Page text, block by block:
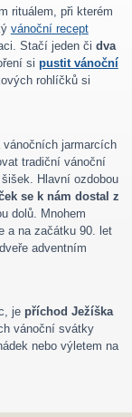
rituálem, při kterém
vánoční recept
Stačí jeden či dva
si pustit vánoční
rohlíčků si
jarmarcích
tradiční vánoční
Hlavní ozdobou
se k nám dostal z
dolů. Mnohem
a na začátku 90. let
adventním
je příchod Ježíška
vánoční svátky
nebo výletem na